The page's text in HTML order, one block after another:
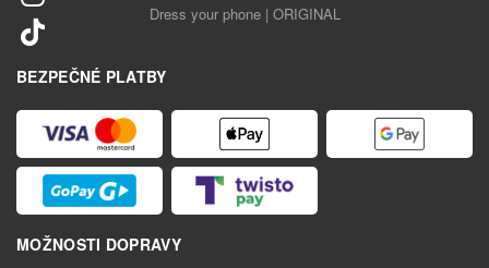
Dress your phone | ORIGINAL
BEZPEČNÉ PLATBY
MOŽNOSTI DOPRAVY